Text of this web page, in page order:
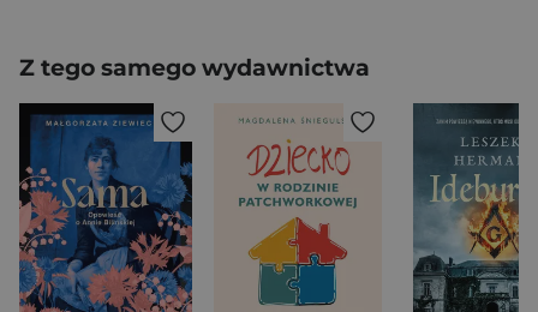
Z tego samego wydawnictwa